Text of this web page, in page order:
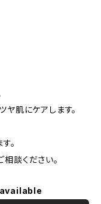
ヤ肌にケアします。
。
談ください。